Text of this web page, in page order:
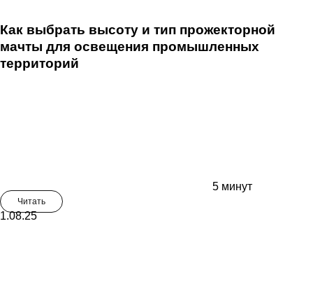
Как выбрать высоту и тип прожекторной
мачты для освещения промышленных
территорий
5 минут
Читать
1.08.25